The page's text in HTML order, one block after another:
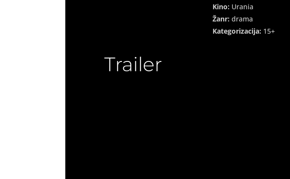
Kino: Urania
Žanr: drama
Kategorizacija: 15+
Trailer